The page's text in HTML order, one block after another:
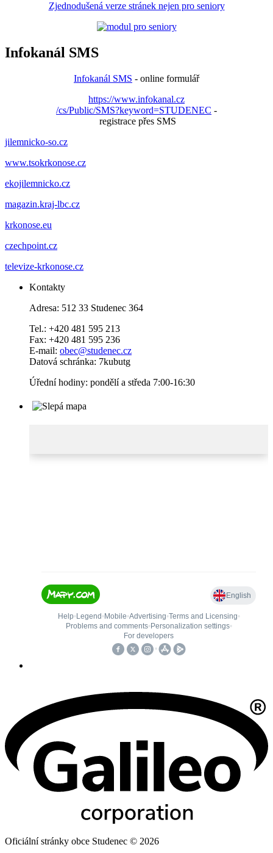
Zjednodušená verze stránek nejen pro seniory
Infokanál SMS
Infokanál SMS - online formulář
https://www.infokanal.cz
/cs/Public/SMS?keyword=STUDENEC -
registrace přes SMS
jilemnicko-so.cz
www.tsokrkonose.cz
ekojilemnicko.cz
magazin.kraj-lbc.cz
krkonose.eu
czechpoint.cz
televize-krkonose.cz
Kontakty
Adresa: 512 33 Studenec 364
Tel.: +420 481 595 213
Fax: +420 481 595 236
E-mail: obec@studenec.cz
Datová schránka: 7kubutg
Úřední hodiny: pondělí a středa 7:00-16:30
Oficiální stránky obce Studenec © 2026